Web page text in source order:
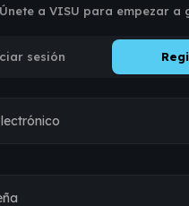
SIMPLE POR DISEÑO
Únete a VISU para empezar a
sesión